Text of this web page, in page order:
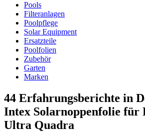
Pools
Filteranlagen
Poolpflege
Solar Equipment
Ersatzteile
Poolfolien
Zubehör
Garten
Marken
44 Erfahrungsberichte in
Intex Solarnoppenfolie für
Ultra Quadra